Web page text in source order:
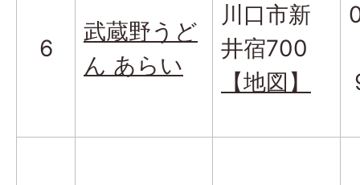
6
武蔵野うど
ん あらい
川口市新
井宿700
【地図】